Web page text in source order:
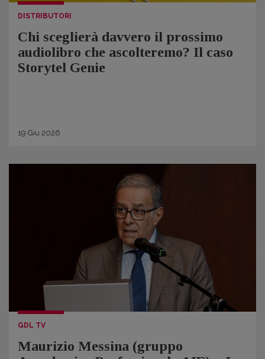
DISTRIBUTORI
Chi sceglierà davvero il prossimo
audiolibro che ascolteremo? Il caso
Storytel Genie
19 Giu 2026
GDL TV
Maurizio Messina (gruppo